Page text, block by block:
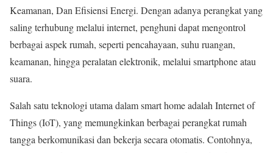
Keamanan, Dan Efisiensi Energi. Dengan adanya perangkat yang
saling terhubung melalui internet, penghuni dapat mengontrol
berbagai aspek rumah, seperti pencahayaan, suhu ruangan,
keamanan, hingga peralatan elektronik, melalui smartphone atau
suara.
Salah satu teknologi utama dalam smart home adalah Internet of
Things (IoT), yang memungkinkan berbagai perangkat rumah
tangga berkomunikasi dan bekerja secara otomatis. Contohnya,